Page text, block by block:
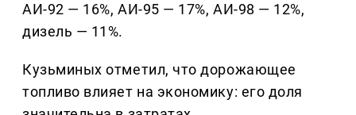
АИ-92 — 16%, АИ-95 — 17%, АИ-98 — 12%,
дизель — 11%.
Кузьминых отметил, что дорожающее
топливо влияет на экономику: его доля